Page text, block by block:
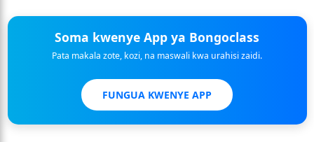
Soma kwenye App ya Bongoclass
Pata makala zote, kozi, na maswali kwa urahisi zaidi.
FUNGUA KWENYE APP